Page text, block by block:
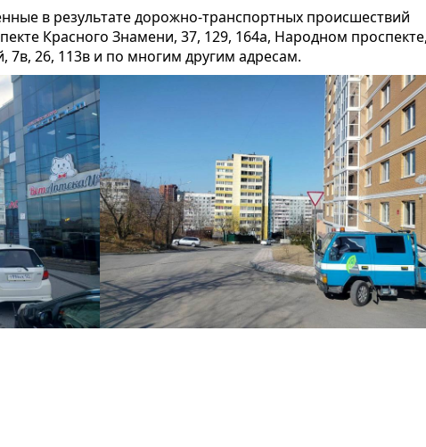
в результате дорожно-транспортных происшествий
Красного Знамени, 37, 129, 164а, Народном проспекте,
7в, 26, 113в и по многим другим адресам.